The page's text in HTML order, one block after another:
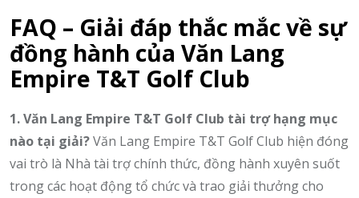
FAQ – Giải đáp thắc mắc về sự
đồng hành của Văn Lang
Empire T&T Golf Club
1. Văn Lang Empire T&T Golf Club tài trợ hạng mục
nào tại giải?Văn Lang Empire T&T Golf Club hiện đóng
vai trò là Nhà tài trợ chính thức, đồng hành xuyên suốt
trong các hoạt động tổ chức và trao giải thưởng cho